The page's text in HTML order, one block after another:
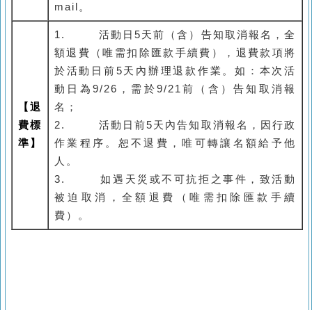
mail。
【退
費標
準】
1. 活動日5天前（含）告知取消報名，全
額退費（唯需扣除匯款手續費），退費款項將
於活動日前5天內辦理退款作業。如：本次活
動日為9/26，需於9/21前（含）告知取消報
名；
2. 活動日前5天內告知取消報名，因行政
作業程序。恕不退費，唯可轉讓名額給予他
人。
3.如遇天災或不可抗拒之事件，致活動
被迫取消，全額退費（唯需扣除匯款手續
費）。